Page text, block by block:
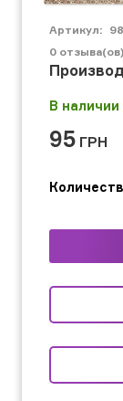
Артикул:
0 отзыва(ов)
В наличии
95 ГРН